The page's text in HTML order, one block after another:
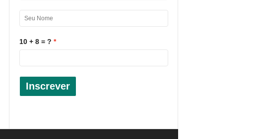
10 + 8 = ?
Inscrever